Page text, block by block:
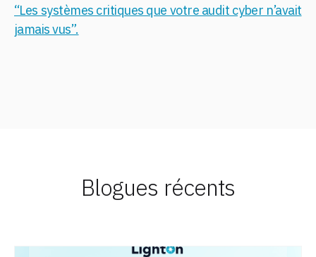
“Les systèmes critiques que votre audit cyber n’avait
jamais vus”.
Blogues récents